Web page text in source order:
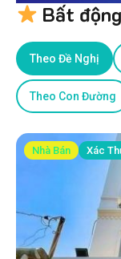
Bất
Theo Đề Nghị
Theo Con Đường
Nhà Bán Xác